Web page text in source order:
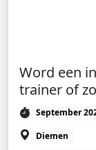
Word een
trainer of
September
Diemen